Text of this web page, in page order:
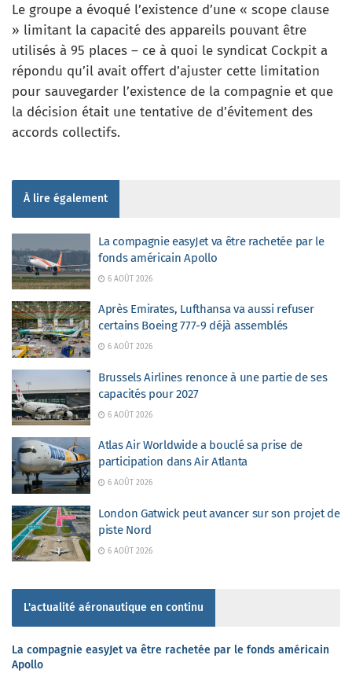
Le groupe a évoqué l’existence d’une « scope clause
» limitant la capacité des appareils pouvant être
utilisés à 95 places – ce à quoi le syndicat Cockpit a
répondu qu’il avait offert d’ajuster cette limitation
pour sauvegarder l’existence de la compagnie et que
la décision était une tentative de d’évitement des
accords collectifs.
À lire également
La compagnie easyJet va être rachetée par le
fonds américain Apollo
6 AOÛT 2026
Après Emirates, Lufthansa va aussi refuser
certains Boeing 777-9 déjà assemblés
6 AOÛT 2026
Brussels Airlines renonce à une partie de ses
capacités pour 2027
6 AOÛT 2026
Atlas Air Worldwide a bouclé sa prise de
participation dans Air Atlanta
6 AOÛT 2026
London Gatwick peut avancer sur son projet de
piste Nord
6 AOÛT 2026
L'actualité aéronautique en continu
La compagnie easyJet va être rachetée par le fonds américain
Apollo